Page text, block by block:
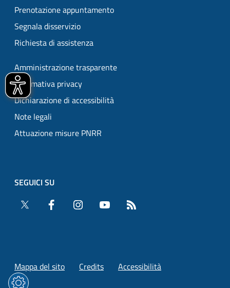
Prenotazione appuntamento
Segnala disservizio
Richiesta di assistenza
Amministrazione trasparente
Informativa privacy
Dichiarazione di accessibilità
Note legali
Attuazione misure PNRR
SEGUICI SU
Twitter
Facebook Instagram YouTube
Mappa del sito Credits Accessibilità